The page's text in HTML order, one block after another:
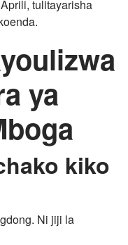
tulitayarisha
ya
kiko
Ni jiji la